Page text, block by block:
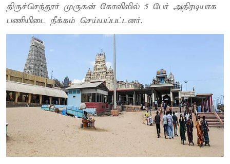
திருச்செந்தூர் முருகன் கோவிலில் 5 பேர் அதிரடியாக
பணியிடை நீக்கம் செய்யப்பட்டனர்.